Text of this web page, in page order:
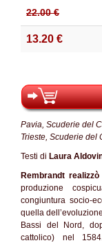
22.00 €
13.20 €
Pavia, Scuderie del
Trieste, Scuderie del
Testi di Laura
Rembrandt
produzione
congiuntura socio-
quella
Bassi del Nord,
cattolico) nel